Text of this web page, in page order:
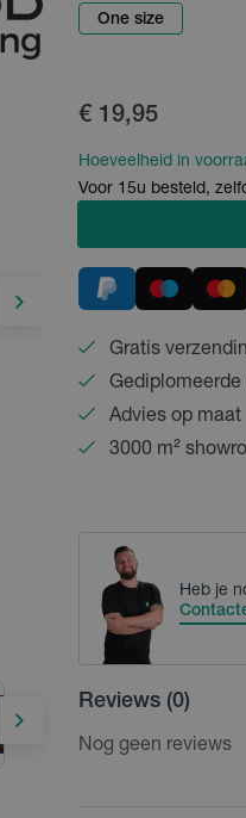
One size
€ 19,95
Hoeveelheid in
Voor 15u besteld,
Gratis
Advies op maat
3000 m²
Heb je
Reviews (0)
Nog geen reviews